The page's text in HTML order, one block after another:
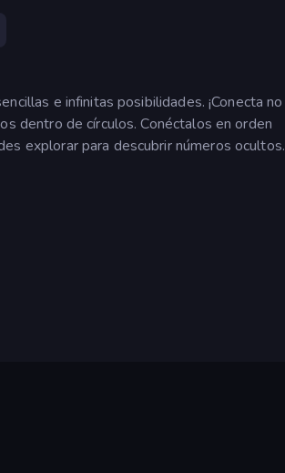
e infinitas posibilidades. ¡Conecta no
dentro de círculos. Conéctalos en orden
explorar para descubrir números ocultos.